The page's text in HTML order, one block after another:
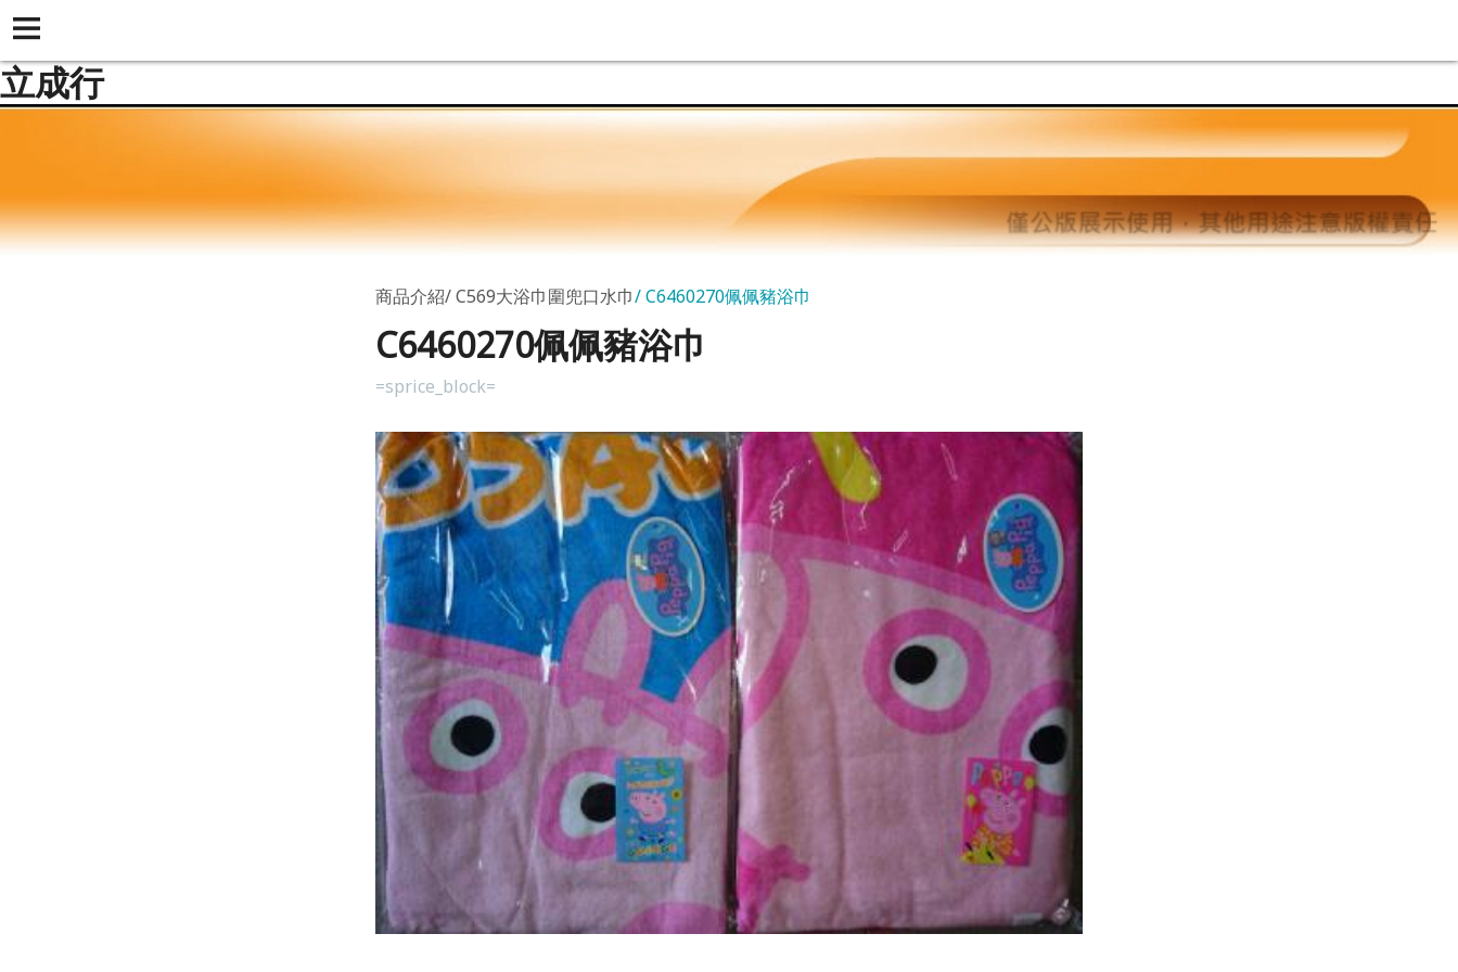
立成行
商品介紹 C569大浴巾圍兜口水巾 C6460270佩佩豬浴巾
C6460270佩佩豬浴巾
=sprice_block=